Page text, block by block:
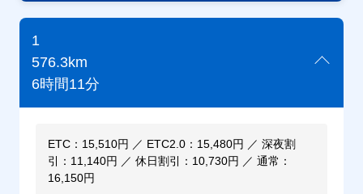
1
576.3km
6時間11分
ETC：15,510円 ／ ETC2.0：15,480円 ／ 深夜割
引：11,140円 ／ 休日割引：10,730円 ／ 通常：
16,150円